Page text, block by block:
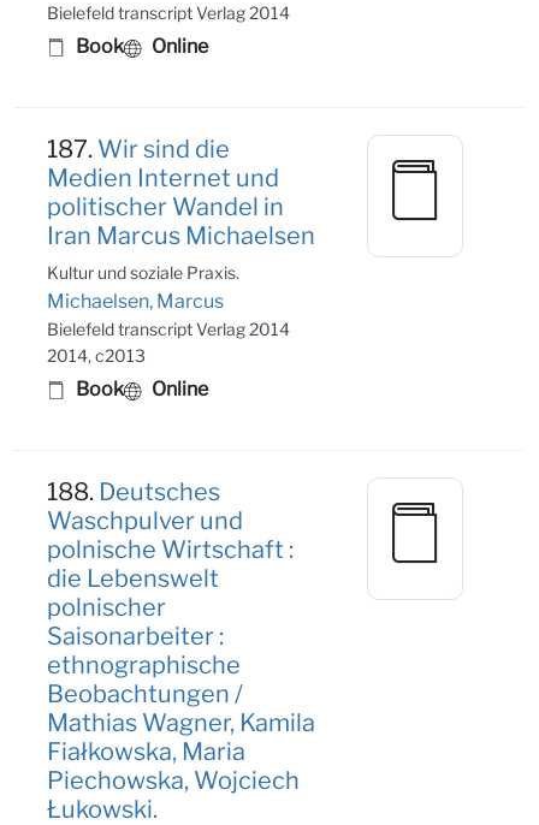
Bielefeld transcript Verlag 2014
Book Online
187. Wir sind die
Medien Internet und
politischer Wandel in
Iran Marcus Michaelsen
Kultur und soziale Praxis.
Michaelsen, Marcus
Bielefeld transcript Verlag 2014
2014, c2013
Book Online
188. Deutsches
Waschpulver und
polnische Wirtschaft :
die Lebenswelt
polnischer
Saisonarbeiter :
ethnographische
Beobachtungen /
Mathias Wagner, Kamila
Fiałkowska, Maria
Piechowska, Wojciech
Łukowski.